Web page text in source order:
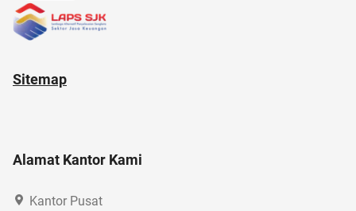
Sitemap
Alamat Kantor Kami
Kantor Pusat